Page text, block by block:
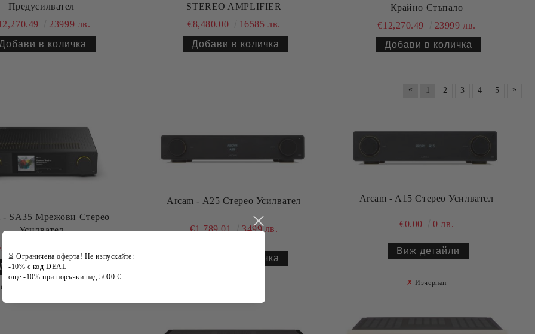
Предусилвател
23999 лв.
STEREO AMPLIFIER
€8,480.00
16585 лв.
Крайно Стъпало
€12,270.49
23999 лв.
« 1 2 3 4 5 »
- SA35 Мрежови Стерео
Усилвател
предварително
Arcam - A25 Стерео Усилвател
€1,789.01 3499 лв.
Arcam - A15 Стерео Усилвател
€0.00 0 лв.
Виж детайли
✗ Изчерпан
⏳ Ограничена оферта! Не изпускайте:
-10% с код DEAL
още -10% при поръчки над 5000 €